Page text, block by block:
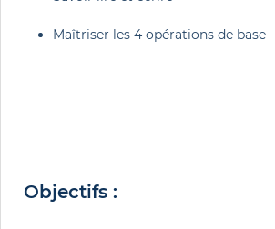
Maîtriser les 4 opérations de base
Objectifs :